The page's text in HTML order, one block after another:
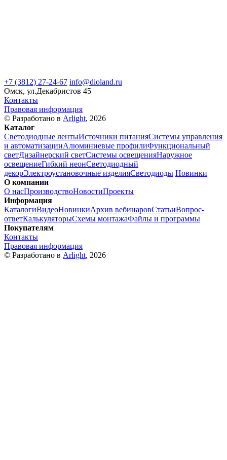
+7 (3812) 27-24-67 info@dioland.ru
Омск, ул.Декабристов 45
Контакты
Правовая информация
© Разработано в Arlight, 2026
Каталог
Светодиодные лентыИсточники питанияСистемы управления
и автоматизацииАлюминиевые профилиФункциональный
светДизайнерский светСистемы освещенияНаружное
освещениеГибкий неонСветодиодный
декорЭлектроустановочные изделияСветодиоды Новинки
О компании
О насПроизводствоНовостиПроекты
Информация
КаталогиВидеоНовинкиАрхив вебинаровСтатьиВопрос-
ответКалькуляторыСхемы монтажаФайлы и программы
Покупателям
Контакты
Правовая информация
© Разработано в Arlight, 2026